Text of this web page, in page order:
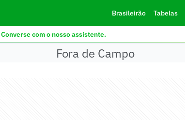
Brasileirão Tabelas
Converse com o nosso assistente.
Fora de Campo